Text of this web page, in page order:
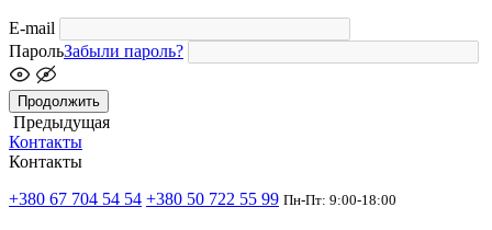
E-mail
ПарольЗабыли пароль?
Продолжить
Предыдущая
Контакты
Контакты
+380 67 704 54 54 +380 50 722 55 99 Пн-Пт: 9:00-18:00